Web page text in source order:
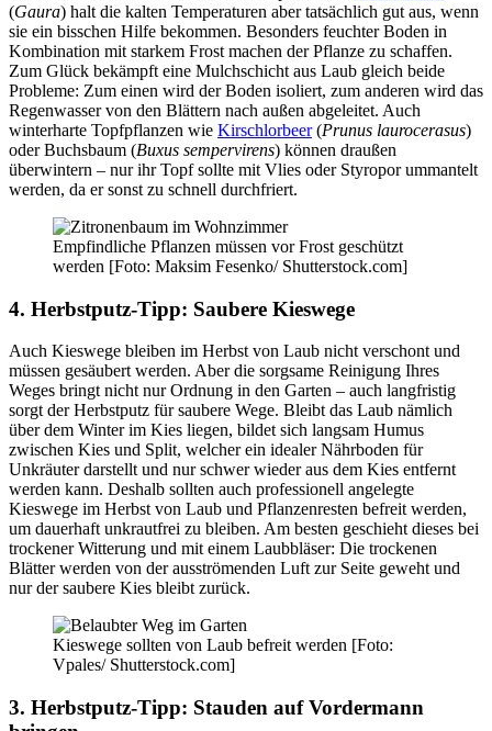
(Gaura) halt die kalten Temperaturen aber tatsächlich gut aus, wenn
sie ein bisschen Hilfe bekommen. Besonders feuchter Boden in
Kombination mit starkem Frost machen der Pflanze zu schaffen.
Zum Glück bekämpft eine Mulchschicht aus Laub gleich beide
Probleme: Zum einen wird der Boden isoliert, zum anderen wird das
Regenwasser von den Blättern nach außen abgeleitet. Auch
winterharte Topfpflanzen wie Kirschlorbeer(Prunus laurocerasus)
oder Buchsbaum (Buxus sempervirens) können draußen
überwintern – nur ihr Topf sollte mit Vlies oder Styropor ummantelt
werden, da er sonst zu schnell durchfriert.
Empfindliche Pflanzen müssen vor Frost geschützt
werden [Foto: Maksim Fesenko/ Shutterstock.com]
4. Herbstputz-Tipp: Saubere Kieswege
Auch Kieswege bleiben im Herbst von Laub nicht verschont und
müssen gesäubert werden. Aber die sorgsame Reinigung Ihres
Weges bringt nicht nur Ordnung in den Garten – auch langfristig
sorgt der Herbstputz für saubere Wege. Bleibt das Laub nämlich
über dem Winter im Kies liegen, bildet sich langsam Humus
zwischen Kies und Split, welcher ein idealer Nährboden für
Unkräuter darstellt und nur schwer wieder aus dem Kies entfernt
werden kann. Deshalb sollten auch professionell angelegte
Kieswege im Herbst von Laub und Pflanzenresten befreit werden,
um dauerhaft unkrautfrei zu bleiben. Am besten geschieht dieses bei
trockener Witterung und mit einem Laubbläser: Die trockenen
Blätter werden von der ausströmenden Luft zur Seite geweht und
nur der saubere Kies bleibt zurück.
Kieswege sollten von Laub befreit werden [Foto:
Vpales/ Shutterstock.com]
3. Herbstputz-Tipp: Stauden auf Vordermann